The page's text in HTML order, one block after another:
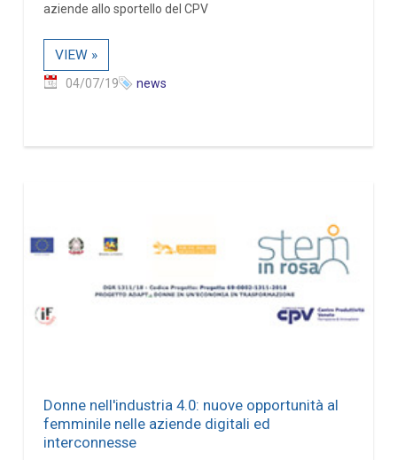
aziende allo sportello del CPV
VIEW »
04/07/19 news
Donne nell'industria 4.0: nuove opportunità al
femminile nelle aziende digitali ed
interconnesse